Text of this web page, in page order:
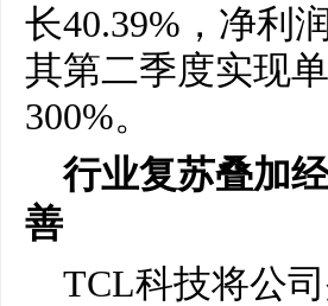
长40.39%，净利
其第二季度实现
300%。
行业复苏叠加
善
TCL科技将公